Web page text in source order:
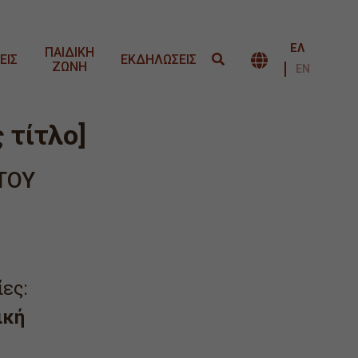
ΠΑΙΔΙΚΗ
ΖΩΝΗ
ΕΚΔΗΛΩΣΕΙΣ ΕΝΑΛΛΑΓΉ
ΕΛ
ΕΝ
τίτλο]